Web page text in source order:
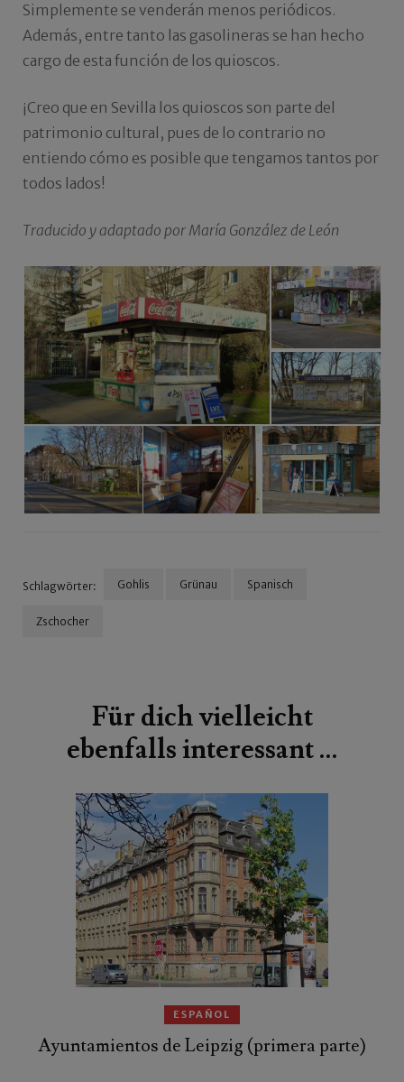
Simplemente se venderán menos periódicos.
Además, entre tanto las gasolineras se han hecho
cargo de esta función de los quioscos.
¡Creo que en Sevilla los quioscos son parte del
patrimonio cultural, pues de lo contrario no
entiendo cómo es posible que tengamos tantos por
todos lados!
Traducido y adaptado por María González de León
Schlagwörter: Gohlis Grünau Spanisch
Zschocher
Für dich vielleicht
ebenfalls interessant …
ESPAÑOL
Ayuntamientos de Leipzig (primera parte)